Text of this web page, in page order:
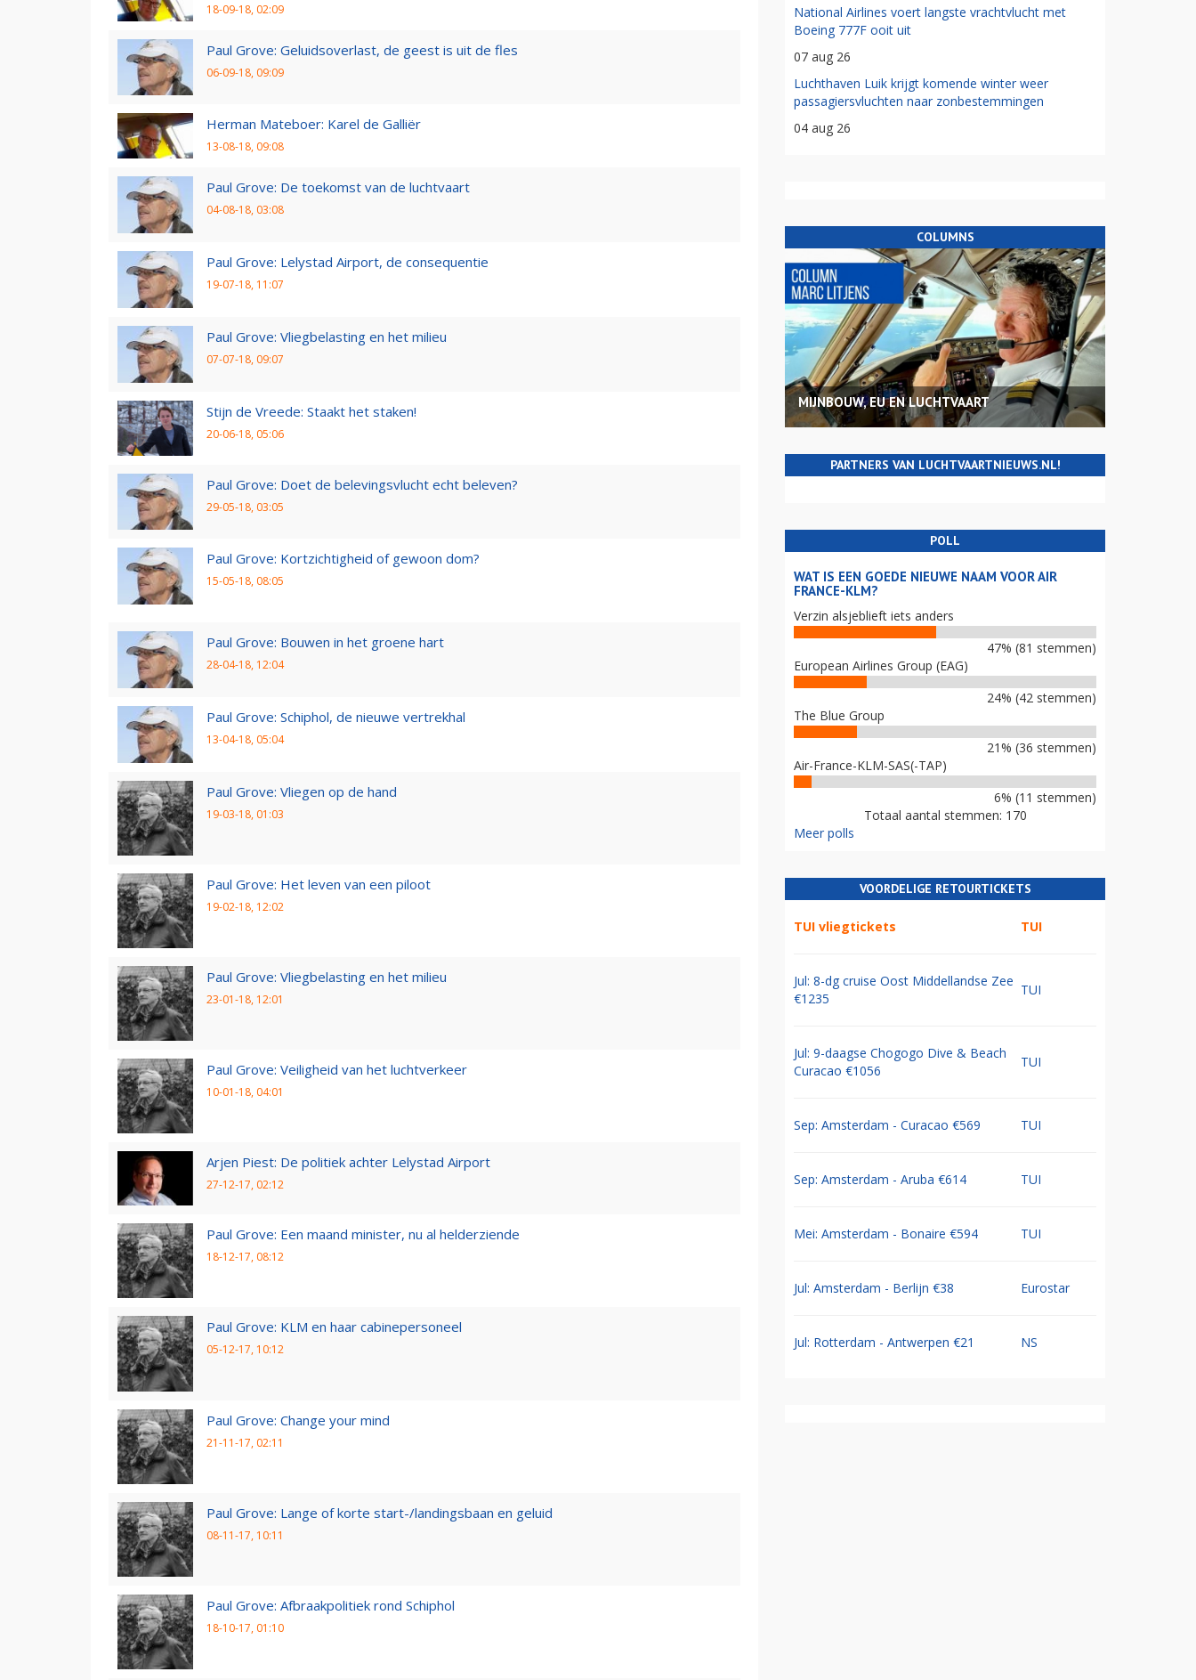
18-09-18, 02:09
Paul Grove: Geluidsoverlast, de geest is uit de fles
06-09-18, 09:09
Herman Mateboer: Karel de Galliër
13-08-18, 09:08
Paul Grove: De toekomst van de luchtvaart
04-08-18, 03:08
Paul Grove: Lelystad Airport, de consequentie
19-07-18, 11:07
Paul Grove: Vliegbelasting en het milieu
07-07-18, 09:07
Stijn de Vreede: Staakt het staken!
20-06-18, 05:06
Paul Grove: Doet de belevingsvlucht echt beleven?
29-05-18, 03:05
Paul Grove: Kortzichtigheid of gewoon dom?
15-05-18, 08:05
Paul Grove: Bouwen in het groene hart
28-04-18, 12:04
Paul Grove: Schiphol, de nieuwe vertrekhal
13-04-18, 05:04
Paul Grove: Vliegen op de hand
19-03-18, 01:03
Paul Grove: Het leven van een piloot
19-02-18, 12:02
Paul Grove: Vliegbelasting en het milieu
23-01-18, 12:01
Paul Grove: Veiligheid van het luchtverkeer
10-01-18, 04:01
Arjen Piest: De politiek achter Lelystad Airport
27-12-17, 02:12
Paul Grove: Een maand minister, nu al helderziende
18-12-17, 08:12
Paul Grove: KLM en haar cabinepersoneel
05-12-17, 10:12
Paul Grove: Change your mind
21-11-17, 02:11
Paul Grove: Lange of korte start-/landingsbaan en geluid
08-11-17, 10:11
Paul Grove: Afbraakpolitiek rond Schiphol
18-10-17, 01:10
National Airlines voert langste vrachtvlucht met
Boeing 777F ooit uit
07 aug 26
Luchthaven Luik krijgt komende winter weer
passagiersvluchten naar zonbestemmingen
04 aug 26
COLUMNS
MIJNBOUW, EU EN LUCHTVAART
PARTNERS VAN LUCHTVAARTNIEUWS.NL!
POLL
WAT IS EEN GOEDE NIEUWE NAAM VOOR AIR
FRANCE-KLM?
Verzin alsjeblieft iets anders
47% (81 stemmen)
European Airlines Group (EAG)
24% (42 stemmen)
The Blue Group
21% (36 stemmen)
Air-France-KLM-SAS(-TAP)
6% (11 stemmen)
Totaal aantal stemmen: 170
Meer polls
VOORDELIGE RETOURTICKETS
TUI vliegtickets TUI
Jul: 8-dg cruise Oost Middellandse Zee
€1235
TUI
Jul: 9-daagse Chogogo Dive & Beach
Curacao €1056
TUI
Sep: Amsterdam - Curacao €569 TUI
Sep: Amsterdam - Aruba €614 TUI
Mei: Amsterdam - Bonaire €594 TUI
Jul: Amsterdam - Berlijn €38 Eurostar
Jul: Rotterdam - Antwerpen €21 NS